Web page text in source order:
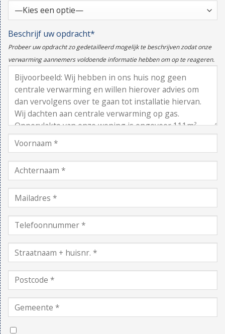
Beschrijf uw opdracht*
Probeer uw opdracht zo gedetailleerd mogelijk te beschrijven zodat onze
verwarming aannemers voldoende informatie hebben om op te reageren.